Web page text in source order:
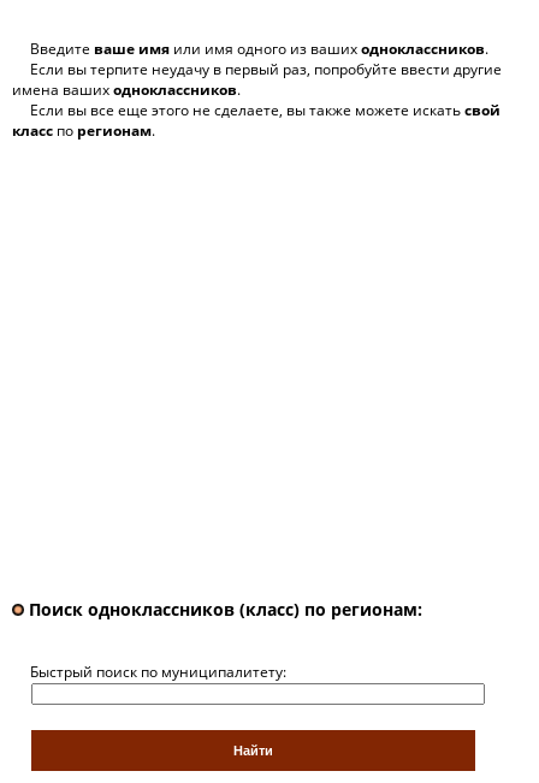
Введите ваше имя или имя одного из вашиходноклассников.
Если вы терпите неудачу в первый раз, попробуйте ввести другие
имена вашиходноклассников.
Если вы все еще этого не сделаете, вы также можете искатьсвой
класс по регионам.
Поиск одноклассников (класс) по регионам:
Быстрый поиск по муниципалитету: